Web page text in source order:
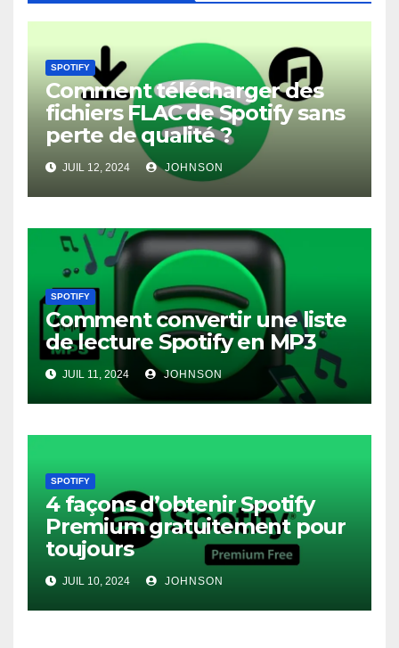
SPOTIFY
Comment télécharger des
fichiers FLAC de Spotify sans
perte de qualité ?
JUIL 12, 2024 JOHNSON
SPOTIFY
Comment convertir une liste
de lecture Spotify en MP3
JUIL 11, 2024 JOHNSON
SPOTIFY
4 façons d’obtenir Spotify
Premium gratuitement pour
toujours
JUIL 10, 2024 JOHNSON